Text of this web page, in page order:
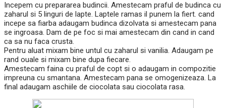
Incepem cu prepararea budincii. Amestecam praful de budinca cu
zaharul si 5 linguri de lapte. Laptele ramas il punem la fiert. cand
incepe sa fiarba adaugam budinca dizolvata si amestecam pana
se ingroasa. Dam de pe foc si mai amestecam din cand in cand
ca sa nu faca crusta.
Pentru aluat mixam bine untul cu zaharul si vanilia. Adaugam pe
rand ouale si mixam bine dupa fiecare.
Amestecam faina cu praful de copt si o adaugam in compozitie
impreuna cu smantana. Amestecam pana se omogenizeaza. La
final adaugam aschiile de ciocolata sau ciocolata rasa.